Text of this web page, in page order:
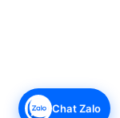
Chat Zalo